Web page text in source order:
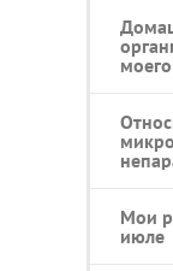
Мои
июле